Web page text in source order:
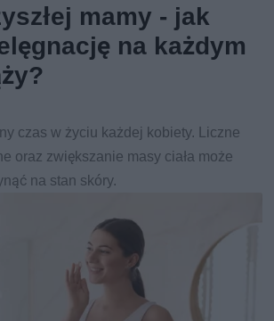
mamy - jak
na każdym
czas w życiu każdej kobiety. Liczne
oraz zwiększanie masy ciała może
na stan skóry.